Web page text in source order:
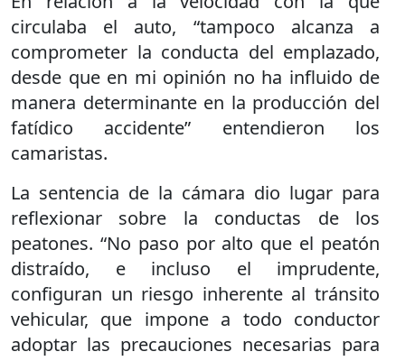
circulaba el auto, “tampoco alcanza a
comprometer la conducta del emplazado,
desde que en mi opinión no ha influido de
manera determinante en la producción del
fatídico accidente” entendieron los
camaristas.
La sentencia de la cámara dio lugar para
reflexionar sobre la conductas de los
peatones. “No paso por alto que el peatón
distraído, e incluso el imprudente,
configuran un riesgo inherente al tránsito
vehicular, que impone a todo conductor
adoptar las precauciones necesarias para